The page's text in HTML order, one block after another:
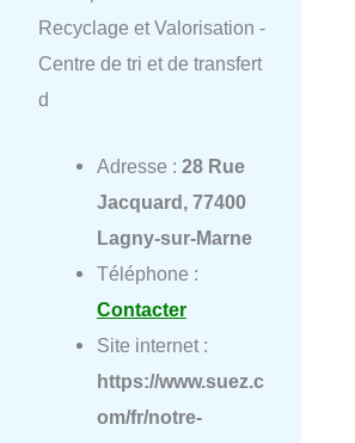
Recyclage et Valorisation -
Centre de tri et de transfert
d
Adresse : 28 Rue
Jacquard, 77400
Lagny-sur-Marne
Téléphone :
Contacter
Site internet :
https://www.suez.c
om/fr/notre-